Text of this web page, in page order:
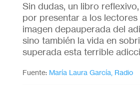
Sin dudas, un libro
por presentar a los lectores
imagen depauperada del
sino también la vida en
superada esta terrible
Fuente: María Laura García, Radio